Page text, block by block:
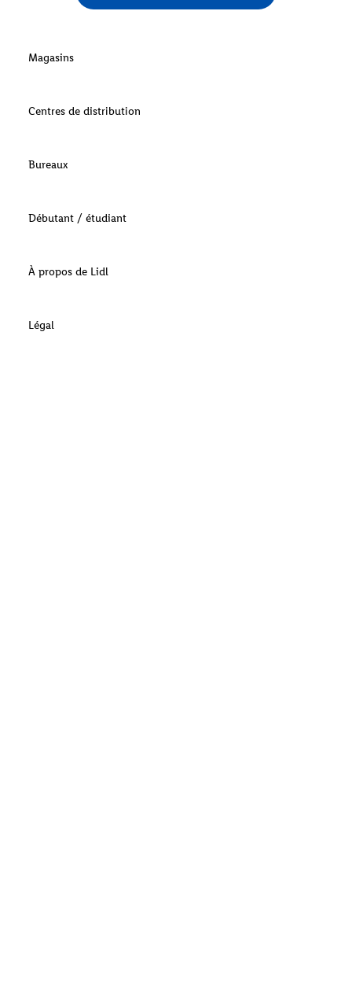
Magasins
Centres de distribution
Bureaux
Débutant / étudiant
À propos de Lidl
Légal